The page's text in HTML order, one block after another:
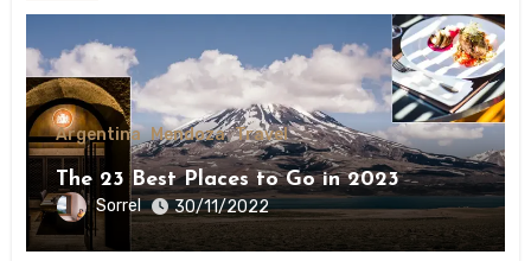
Argentina Mendoza Travel
The 23 Best Places to Go in 2023￼
Sorrel 30/11/2022